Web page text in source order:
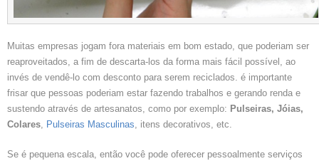
Muitas empresas jogam fora materiais em bom estado, que poderiam ser
reaproveitados, a fim de descarta-los da forma mais fácil possível, ao
invés de vendê-lo com desconto para serem reciclados. é importante
frisar que pessoas poderiam estar fazendo trabalhos e gerando renda e
sustendo através de artesanatos, como por exemplo: Pulseiras, Jóias,
Colares, Pulseiras Masculinas, itens decorativos, etc.
Se é pequena escala, então você pode oferecer pessoalmente serviços